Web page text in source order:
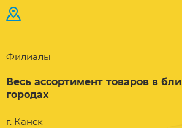
Филиалы
Весь ассортимент товаров в
городах
г. Канск